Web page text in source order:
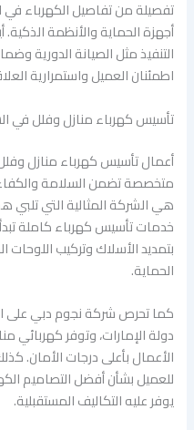
تفصيلة من تفاصيل الكهرباء في
أجهزة الحماية والأنظمة
التنفيذ مثل الصيانة الدورية
اطمئنان العميل واستمرارية
تأسيس كهرباء منازل وفلل في
أعمال تأسيس كهرباء منازل
متخصصة تضمن السلامة
هي الشركة المثالية التي تلبي
خدمات تأسيس كهرباء كاملة
بتمديد الأسلاك وتركيب اللوحات
الحماية.
كما تحرص شركة نجوم دبي على
دولة الإمارات، وتوفر كهربائي
الأعمال بأعلى درجات الأمان.
للعميل بشأن أفضل التصاميم
يوفر عليه التكاليف المستقبلية.